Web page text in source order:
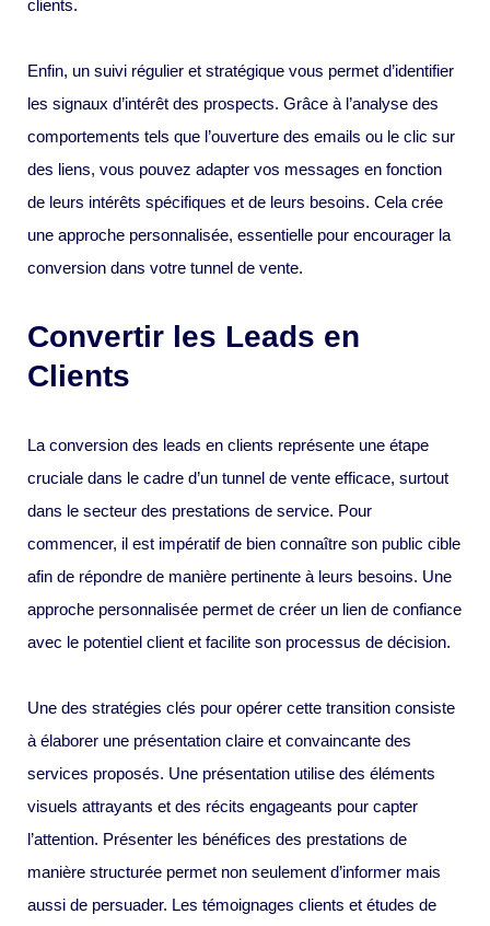
clients.
Enfin, un suivi régulier et stratégique vous permet d’identifier
les signaux d’intérêt des prospects. Grâce à l’analyse des
comportements tels que l’ouverture des emails ou le clic sur
des liens, vous pouvez adapter vos messages en fonction
de leurs intérêts spécifiques et de leurs besoins. Cela crée
une approche personnalisée, essentielle pour encourager la
conversion dans votre tunnel de vente.
Convertir les Leads en
Clients
La conversion des leads en clients représente une étape
cruciale dans le cadre d’un tunnel de vente efficace, surtout
dans le secteur des prestations de service. Pour
commencer, il est impératif de bien connaître son public cible
afin de répondre de manière pertinente à leurs besoins. Une
approche personnalisée permet de créer un lien de confiance
avec le potentiel client et facilite son processus de décision.
Une des stratégies clés pour opérer cette transition consiste
à élaborer une présentation claire et convaincante des
services proposés. Une présentation utilise des éléments
visuels attrayants et des récits engageants pour capter
l’attention. Présenter les bénéfices des prestations de
manière structurée permet non seulement d’informer mais
aussi de persuader. Les témoignages clients et études de